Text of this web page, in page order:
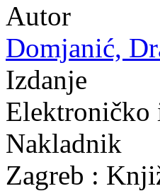
Autor
Domjanić,
Izdanje
Elektroničko
Nakladnik
Zagreb :